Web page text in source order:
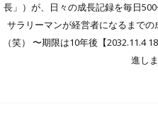
長」）が、日々の成長記録を毎日
サラリーマンが経営者になるまで
（笑） 〜期限は10年後【2032.11.4
進し